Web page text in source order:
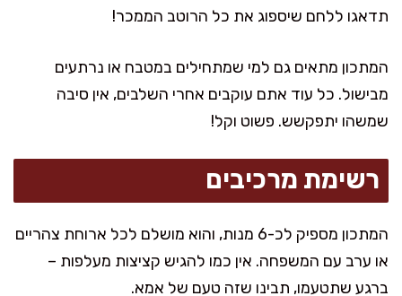
תדאגו ללחם שיספוג את כל הרוטב הממכר!
המתכון מתאים גם למי שמתחילים במטבח או נרתעים
מבישול. כל עוד אתם עוקבים אחרי השלבים, אין סיבה
שמשהו יתפקשש. פשוט וקל!
רשימת מרכיבים
המתכון מספיק לכ-6 מנות, והוא מושלם לכל ארוחת צהריים
או ערב עם המשפחה. אין כמו להגיש קציצות מעלפות –
ברגע שתטעמו, תבינו שזה טעם של אמא.